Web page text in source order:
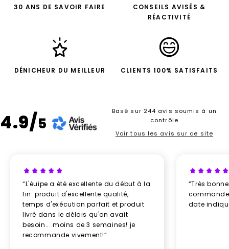
30 ANS DE SAVOIR FAIRE
CONSEILS AVISÉS &
RÉACTIVITÉ
DÉNICHEUR DU MEILLEUR CLIENTS 100% SATISFAITS
4.9/5
Basé sur 244 avis soumis à un
contrôle
Voir tous les avis sur ce site
“L'éuipe a été excellente du début à la
fin. produit d'excellente qualité,
temps d'exécution parfait et produit
livré dans le délais qu'on avait
besoin... moins de 3 semaines! je
recommande vivement!”
“Très
date